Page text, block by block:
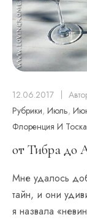
12.06.2017
Рубрики, Июль,
Флоренция И
от Тибра до
Мне удалось
тайн, и они
я назвала